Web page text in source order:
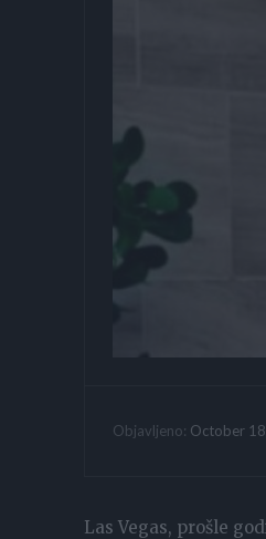
Objavljeno: October
Las Vegas, prošle